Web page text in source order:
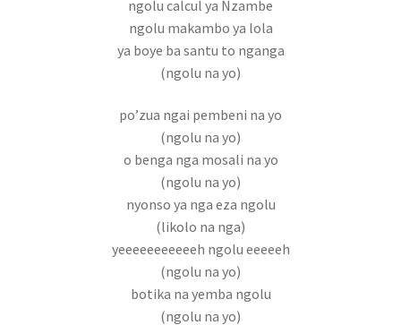
Sublime parfum qui chante
Validation de la commande
ngolu calcul ya Nzambe
ngolu makambo ya lola
ya boye ba santu to nganga
(ngolu na yo)
po’zua ngai pembeni na yo
(ngolu na yo)
o benga nga mosali na yo
(ngolu na yo)
nyonso ya nga eza ngolu
(likolo na nga)
yeeeeeeeeeeeh ngolu eeeeeh
(ngolu na yo)
botika na yemba ngolu
(ngolu na yo)